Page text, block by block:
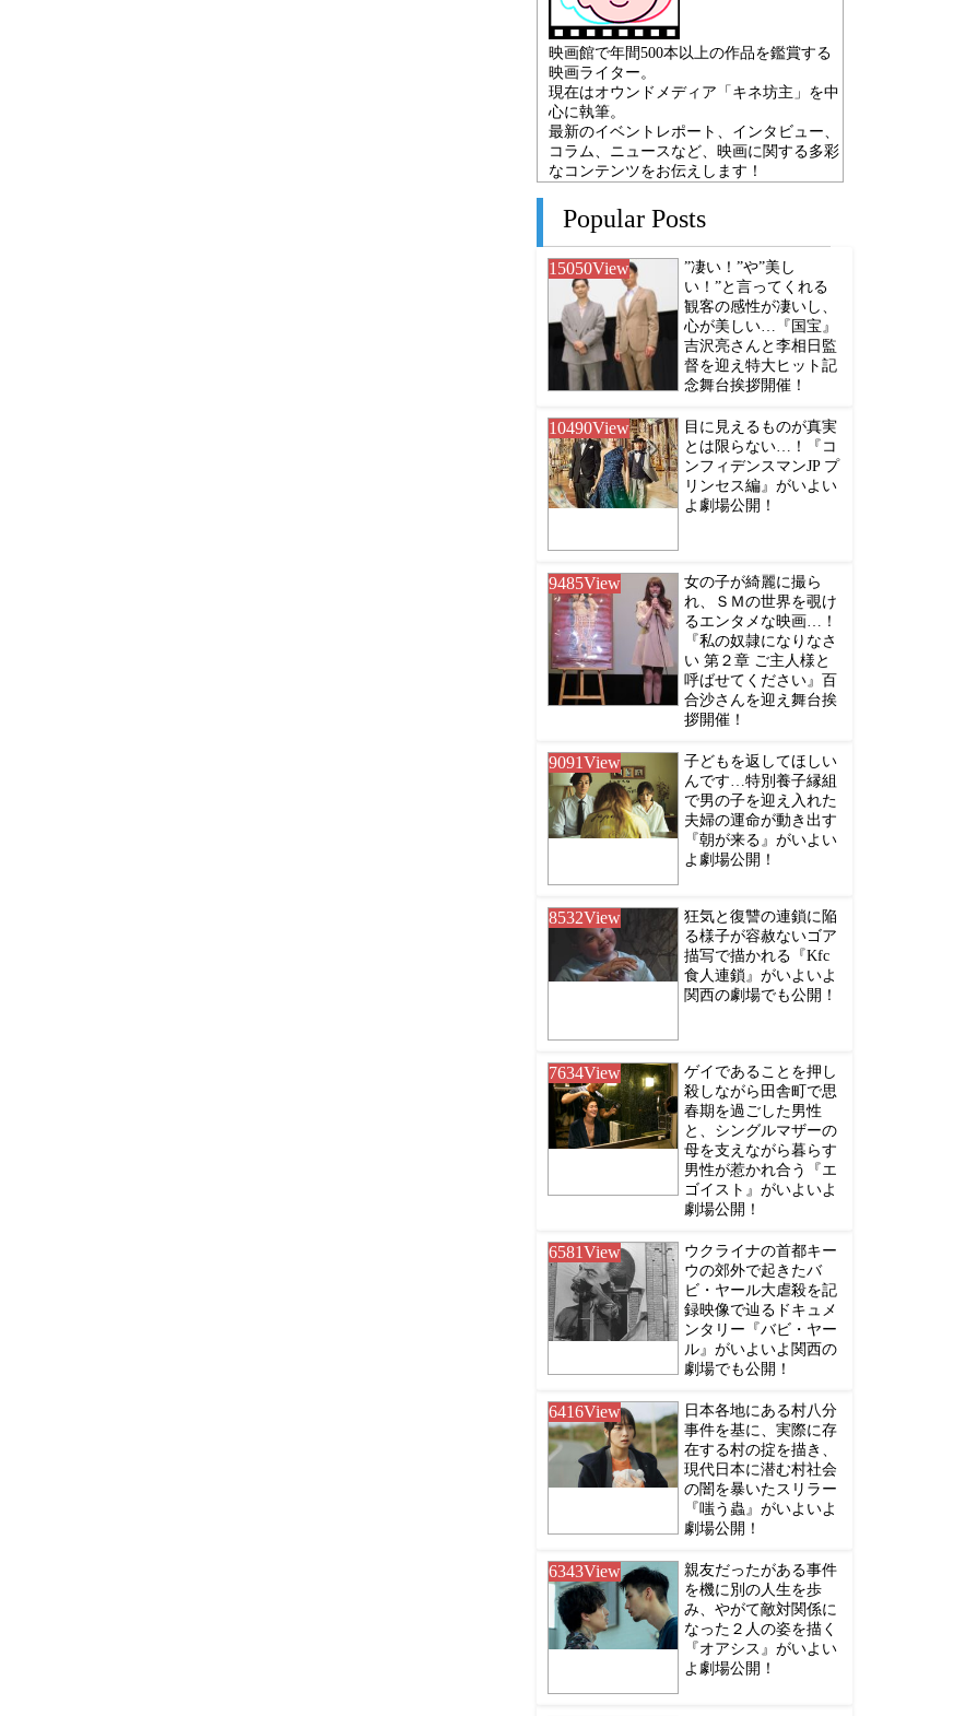
映画館で年間500本以上の作品を鑑賞する
映画ライター。
現在はオウンドメディア「キネ坊主」を中
心に執筆。
最新のイベントレポート、インタビュー、
コラム、ニュースなど、映画に関する多彩
なコンテンツをお伝えします！
Popular Posts
15050View
”凄い！”や”美し
い！”と言ってくれる
観客の感性が凄いし、
心が美しい…『国宝』
吉沢亮さんと李相日監
督を迎え特大ヒット記
念舞台挨拶開催！
10490View
目に見えるものが真実
とは限らない…！『コ
ンフィデンスマンJP プ
リンセス編』がいよい
よ劇場公開！
9485View
女の子が綺麗に撮ら
れ、ＳＭの世界を覗け
るエンタメな映画…！
『私の奴隷になりなさ
い 第２章 ご主人様と
呼ばせてください』百
合沙さんを迎え舞台挨
拶開催！
9091View
子どもを返してほしい
んです…特別養子縁組
で男の子を迎え入れた
夫婦の運命が動き出す
『朝が来る』がいよい
よ劇場公開！
8532View
狂気と復讐の連鎖に陥
る様子が容赦ないゴア
描写で描かれる『Kfc
食人連鎖』がいよいよ
関西の劇場でも公開！
7634View
ゲイであることを押し
殺しながら田舎町で思
春期を過ごした男性
と、シングルマザーの
母を支えながら暮らす
男性が惹かれ合う『エ
ゴイスト』がいよいよ
劇場公開！
6581View
ウクライナの首都キー
ウの郊外で起きたバ
ビ・ヤール大虐殺を記
録映像で辿るドキュメ
ンタリー『バビ・ヤー
ル』がいよいよ関西の
劇場でも公開！
6416View
日本各地にある村八分
事件を基に、実際に存
在する村の掟を描き、
現代日本に潜む村社会
の闇を暴いたスリラー
『嗤う蟲』がいよいよ
劇場公開！
6343View
親友だったがある事件
を機に別の人生を歩
み、やがて敵対関係に
なった２人の姿を描く
『オアシス』がいよい
よ劇場公開！